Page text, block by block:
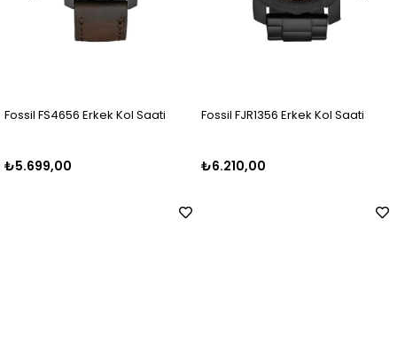
Saati Fossil FJR1356 Erkek Kol Saati
₺6.210,00
Fossil FFS5024 Erkek
₺6.000,00